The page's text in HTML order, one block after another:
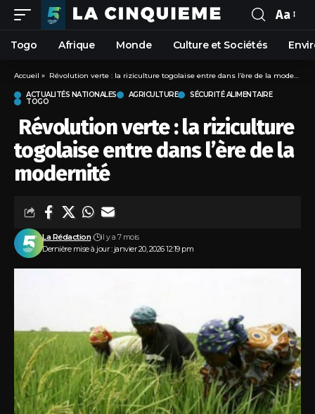
Aa
Togo Afrique Monde Culture et Sociétés
Accueil » Révolution verte : la riziculture togolaise entre dans l’ère de la modernité
ACTUALITÉS NATIONALES AGRICULTURE SÉCURITÉ ALIMENTAIRE
TOGO
Révolution verte : la riziculture
togolaise entre dans l’ère de la
modernité
Dernière mise à jour : janvier 20, 2026 12:19 pm
La Rédaction il y a 7 mois